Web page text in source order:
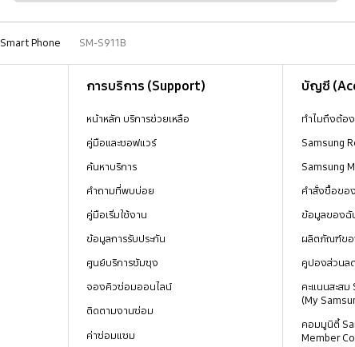
Smart Phone SM-S911B
การบริการ (Support)
หน้าหลัก บริการช่วยเหลือ
คู่มือและซอฟแวร์
ค้นหาบริการ
คำถามที่พบบ่อย
คู่มือเริ่มใช้งาน
ข้อมูลการรับประกัน
ศูนย์บริการซัมซุง
จองคิวซ่อมออนไลน์
ติดตามงานซ่อม
ค่าซ่อมแซม
บัญชี
ทำไมถึงต้อ
Samsung
Samsung
คำสั่งซื้อขอ
ข้อมูลของฉั
ผลิตภัณฑ์ขอ
คูปองส่วนล
คะแนนสะส
(My
คอมมูนิตี้
Member